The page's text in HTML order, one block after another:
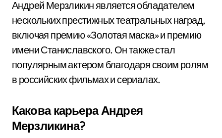
Андрей Мерзликин является обладателем
нескольких престижных театральных наград,
включая премию «Золотая маска» и премию
имени Станиславского. Он также стал
популярным актером благодаря своим ролям
в российских фильмах и сериалах.
Какова карьера Андрея
Мерзликина?